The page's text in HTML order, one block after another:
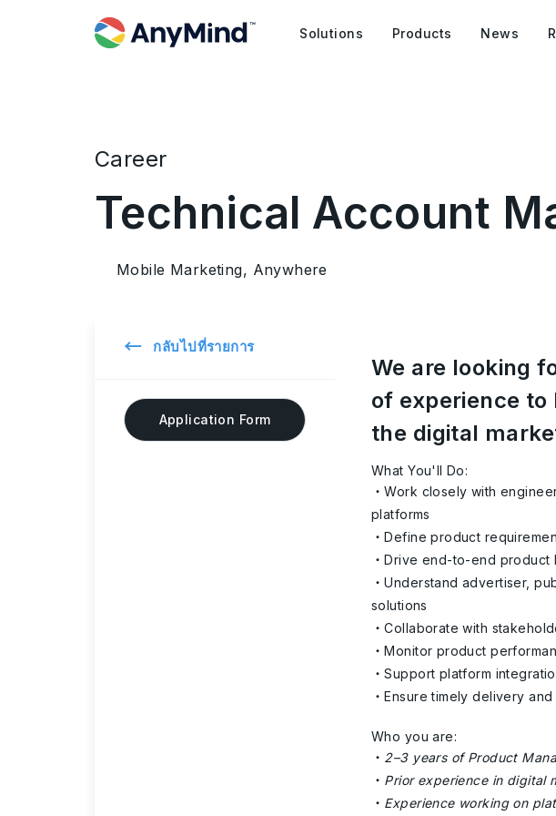
Solutions Products News
Career
Technical Account
Mobile Marketing, Anywhere
← กลับไปที่รายการ
Application Form
We are looking
of experience
the digital
What You'll Do:
Work closely with
platforms
Define product
Drive end-to-end product
Understand advertiser,
solutions
Collaborate with
Monitor product
Support platform
Ensure timely delivery
Who you are:
2–3 years of Product
Prior experience in digital
Experience working on